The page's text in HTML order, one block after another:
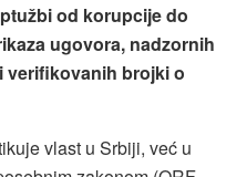
od korupcije do
ugovora, nadzornih
verifikovanih brojki o
vlast u Srbiji, već u